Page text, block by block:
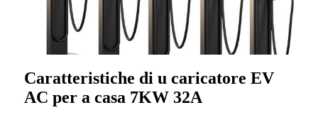
Caratteristiche di u caricatore EV
AC per a casa 7KW 32A